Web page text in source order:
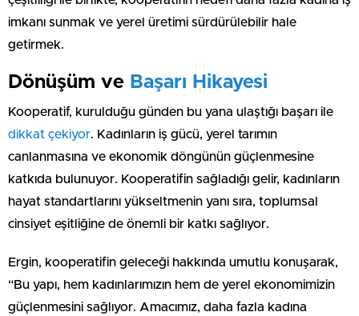
imkanı sunmak ve yerel üretimi sürdürülebilir hale
getirmek.
Dönüşüm ve Başarı Hikayesi
Kooperatif, kurulduğu günden bu yana ulaştığı başarı ile
dikkat çekiyor. Kadınların iş gücü, yerel tarımın
canlanmasına ve ekonomik döngünün güçlenmesine
katkıda bulunuyor. Kooperatifin sağladığı gelir, kadınların
hayat standartlarını yükseltmenin yanı sıra, toplumsal
cinsiyet eşitliğine de önemli bir katkı sağlıyor.
Ergin, kooperatifin geleceği hakkında umutlu konuşarak,
“Bu yapı, hem kadınlarımızın hem de yerel ekonomimizin
güçlenmesini sağlıyor. Amacımız, daha fazla kadına